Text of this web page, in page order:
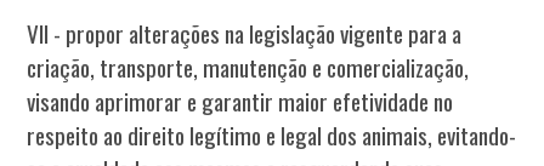
VII - propor alterações na legislação vigente para a
criação, transporte, manutenção e comercialização,
visando aprimorar e garantir maior efetividade no
respeito ao direito legítimo e legal dos animais, evitando-